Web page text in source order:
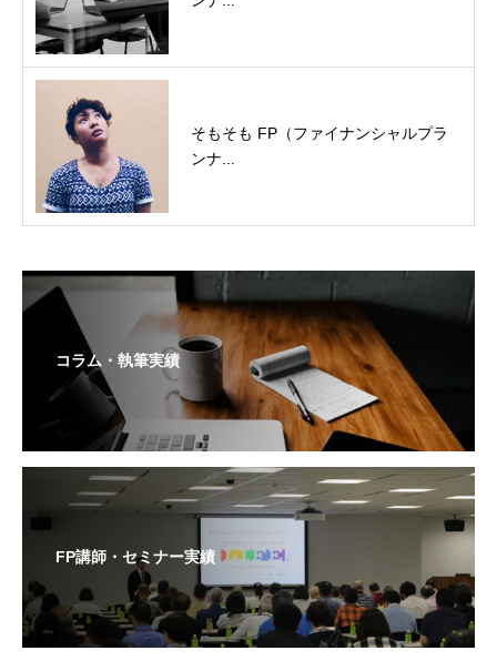
そもそも FP（ファイナンシャルプラ
ンナ...
コラム・執筆実績
FP講師・セミナー実績